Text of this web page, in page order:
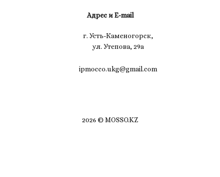
Адрес и E-mail
г. Усть-Каменогорск,
ул. Утепова, 29а
ipmocco.ukg@gmail.com
2026 © MOSSO.KZ